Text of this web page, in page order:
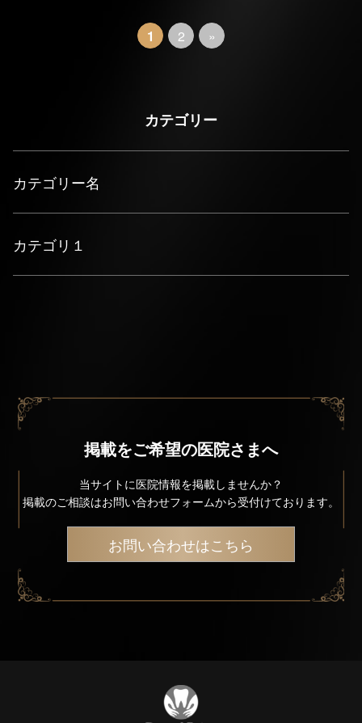
1 2 »
カテゴリー
カテゴリー名
カテゴリ１
掲載をご希望の医院さまへ
当サイトに医院情報を掲載しませんか？
掲載のご相談はお問い合わせフォームから受付けております。
お問い合わせはこちら